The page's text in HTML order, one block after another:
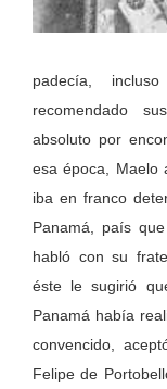
padecía,
recomendado
absoluto por
esa época, Maelo
iba en franco
Panamá, país
habló con su
éste le sugirió
Panamá había
convencido,
Felipe de